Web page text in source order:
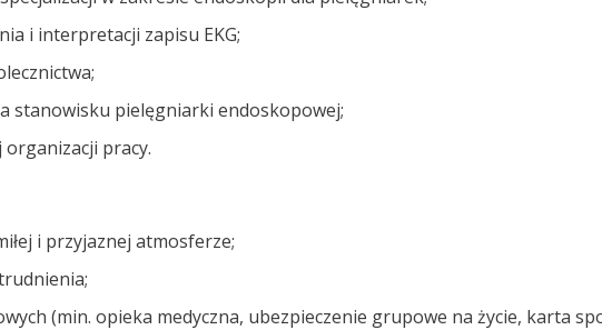
i interpretacji zapisu EKG;
stanowisku pielęgniarki endoskopowej;
pracy.
i przyjaznej atmosferze;
(min. opieka medyczna, ubezpieczenie grupowe na życie, karta